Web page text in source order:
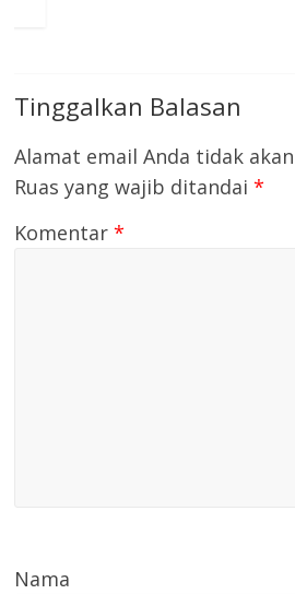
Tinggalkan Balasan
Alamat email Anda tidak
Ruas yang wajib ditandai*
Komentar*
Nama